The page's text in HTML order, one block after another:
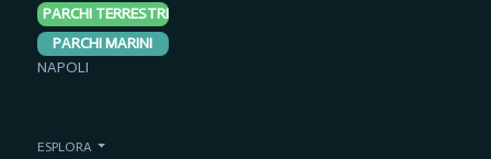
PARCHI TERRESTRI
PARCHI MARINI
NAPOLI
ESPLORA